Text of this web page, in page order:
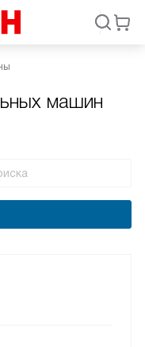
машин